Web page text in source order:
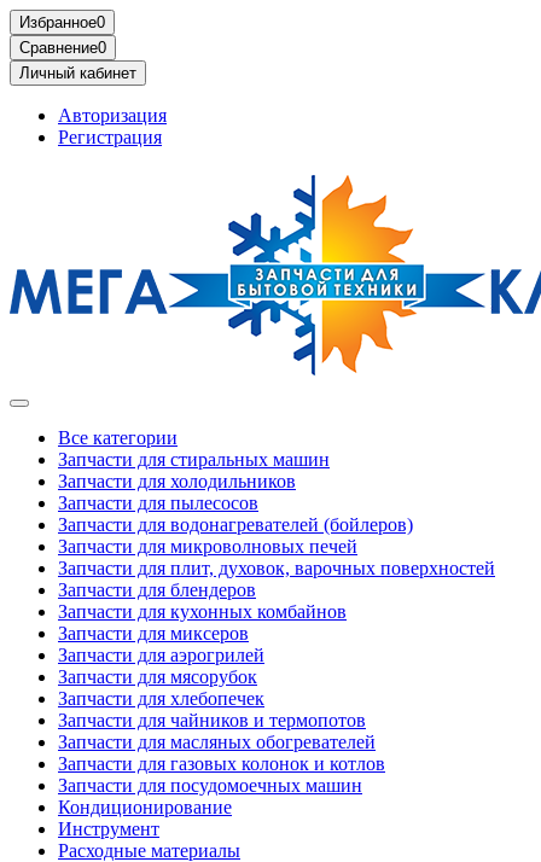
Избранное0
Сравнение0
Личный кабинет
Авторизация
Регистрация
Все категории
Запчасти для стиральных машин
Запчасти для холодильников
Запчасти для пылесосов
Запчасти для водонагревателей (бойлеров)
Запчасти для микроволновых печей
Запчасти для плит, духовок, варочных поверхностей
Запчасти для блендеров
Запчасти для кухонных комбайнов
Запчасти для миксеров
Запчасти для аэрогрилей
Запчасти для мясорубок
Запчасти для хлебопечек
Запчасти для чайников и термопотов
Запчасти для масляных обогревателей
Запчасти для газовых колонок и котлов
Запчасти для посудомоечных машин
Кондиционирование
Инструмент
Расходные материалы